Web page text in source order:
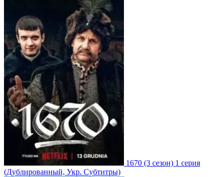
1670 (3 сезон) 1 серия
(Дублированный, Укр. Субтитры)